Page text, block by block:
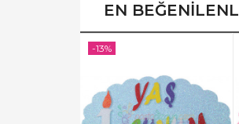
EN
-13%